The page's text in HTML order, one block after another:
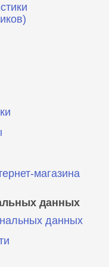
магазина
данных
данных